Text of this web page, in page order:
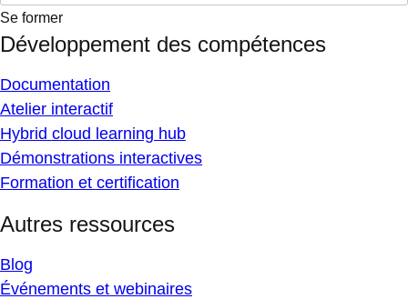
Se former
Développement des compétences
Documentation
Atelier interactif
Hybrid cloud learning hub
Démonstrations interactives
Formation et certification
Autres ressources
Blog
Événements et webinaires